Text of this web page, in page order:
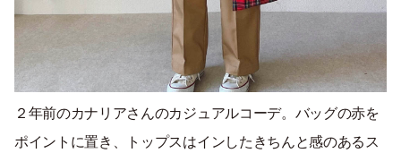
２年前のカナリアさんのカジュアルコーデ。バッグの赤を
ポイントに置き、トップスはインしたきちんと感のあるス